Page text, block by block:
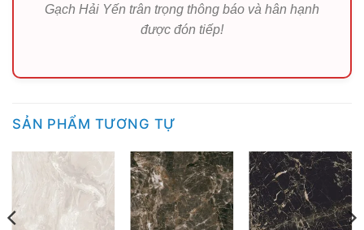
Gạch Hải Yến trân trọng thông báo và hân hạnh
được đón tiếp!
SẢN PHẨM TƯƠNG TỰ